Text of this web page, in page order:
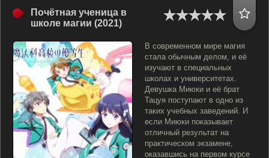
Почётная ученица в
школе магии (2021)
В современном мире магия
стала обычным делом, и её
изучают в специальных
школах и университетах.
Девушка Миюки и её брат
Тацуя поступают в одно из
таких учебных заведений. И
если Миюки показывает
отличный результат на
практическом экзамене,
оказавшись на первом курсе